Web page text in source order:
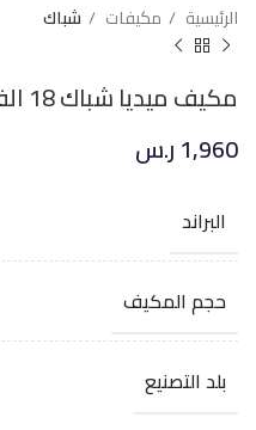
الرئيسية مكيفات شباك
مكيف ميديا شباك 18 الف وحدة انفيرتر – بارد
1,960ر.س
البراند
حجم المكيف
بلد التصنيع